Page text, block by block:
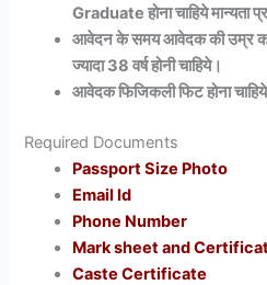
Graduate होना चाहिये मान्यता
आवेदन के समय आवेदक की उम्र
ज्यादा 38 वर्ष होनी चाहिये।
आवेदक फिजिकली फिट होना
Required Documents
Passport Size Photo
Email Id
Phone Number
Mark sheet and
Caste Certificate